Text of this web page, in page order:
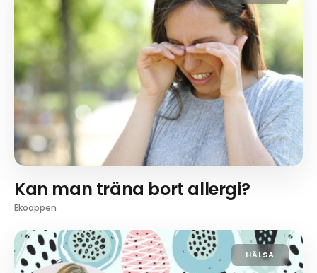
Kan man träna bort allergi?
Ekoappen
HÄLSA